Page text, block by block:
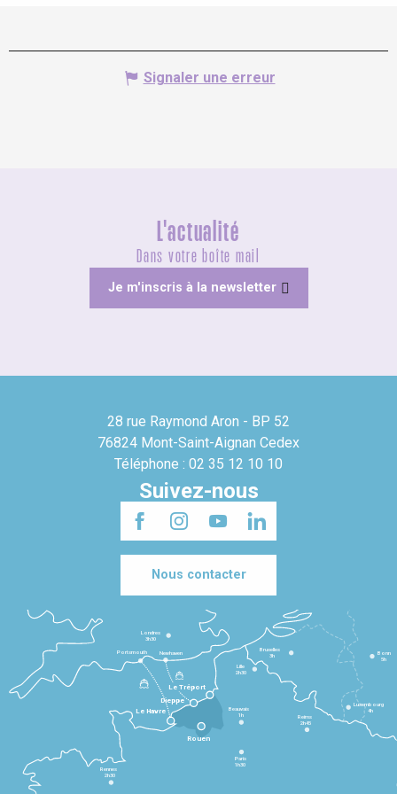
Signaler une erreur
L'actualité
Dans votre boîte mail
Je m'inscris à la newsletter
28 rue Raymond Aron - BP 52
76824 Mont-Saint-Aignan Cedex
Téléphone : 02 35 12 10 10
Suivez-nous
Nous contacter
Le Havre
Dieppe
Le Tréport
Rennes
2h30
Paris
1h30
Beauvais
1h
Reims
2h45
Lille
2h30
Bruxelles
3h
Londres
3h30
Newhaven
Portsmouth
Bonn
5h
Luxembourg
4h
Rouen